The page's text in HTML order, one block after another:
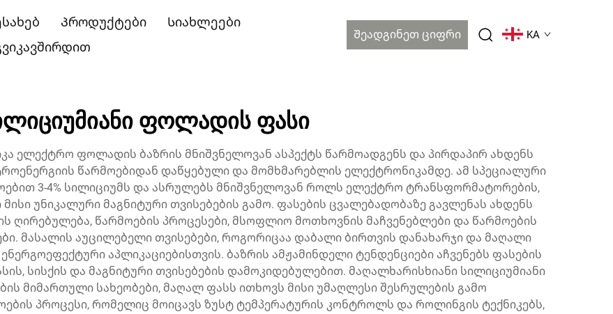
Პროდუქტები
Სიახლეები
Შეადგინეთ Ციფრი KA
ფოლადის ფასი
ელექტრო ფოლადის ბაზრის მნიშვნელოვან ასპექტს წარმოადგენს და პირდაპირ ახდენს
წარმოებიდან დაწყებული და მომხმარებლის ელექტრონიკამდე. ამ სპეციალური
3-4% სილიციუმს და ასრულებს მნიშვნელოვან როლს ელექტრო ტრანსფორმატორების,
უნიკალური მაგნიტური თვისებების გამო. ფასების ცვალებადობაზე გავლენას ახდენს
ღირებულება, წარმოების პროცესები, მსოფლიო მოთხოვნის მაჩვენებლები და წარმოების
მასალის აუცილებელი თვისებები, როგორიცაა დაბალი ბირთვის დანახარჯი და მაღალი
აპლიკაციებისთვის. ბაზრის ამჟამინდელი ტენდენციები აჩვენებს ფასების
სისქის და მაგნიტური თვისებების დამოკიდებულებით. მაღალხარისხიანი სილიციუმიანი
მიმართული სახეობები, მაღალ ფასს ითხოვს მისი უმაღლესი შესრულების გამო
პროცესი, რომელიც მოიცავს ზუსტ ტემპერატურის კონტროლს და როლინგის ტექნიკებს,